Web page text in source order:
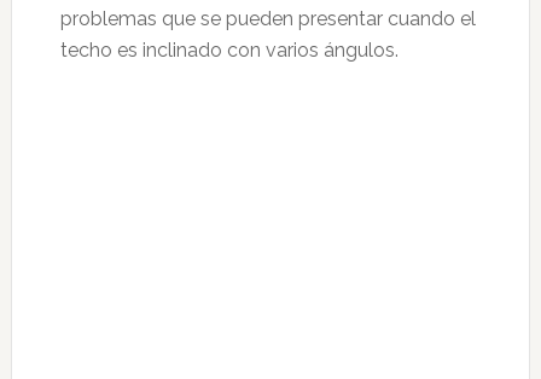
problemas que se pueden presentar cuando el
techo es inclinado con varios ángulos.